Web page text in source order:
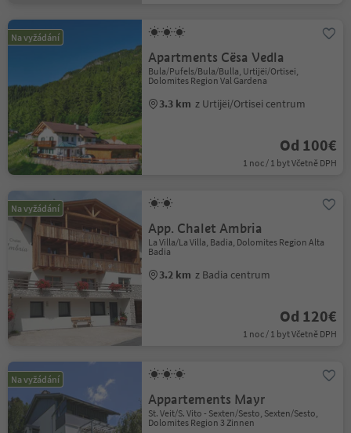
Na vyžádání
Apartments Cësa Vedla
Bula/Pufels/Bula/Bulla, Urtijëi/Ortisei,
Dolomites Region Val Gardena
3.3 km z Urtijëi/Ortisei centrum
Od 100€
1 noc / 1 byt Včetně DPH
Na vyžádání
App. Chalet Ambria
La Villa/La Villa, Badia, Dolomites Region Alta
Badia
3.2 km z Badia centrum
Od 120€
1 noc / 1 byt Včetně DPH
Na vyžádání
Appartements Mayr
St. Veit/S. Vito - Sexten/Sesto, Sexten/Sesto,
Dolomites Region 3 Zinnen